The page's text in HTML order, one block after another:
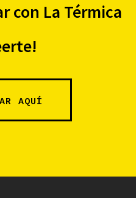
con La Térmica
AQUÍ